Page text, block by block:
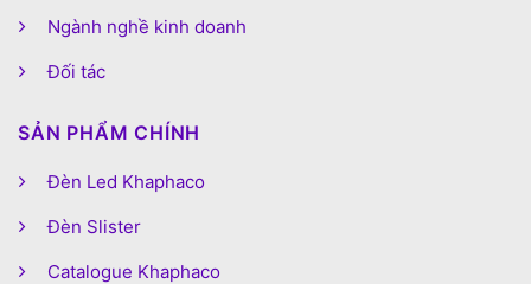
Ngành nghề kinh doanh
Đối tác
SẢN PHẨM CHÍNH
Đèn Led Khaphaco
Đèn Slister
Catalogue Khaphaco